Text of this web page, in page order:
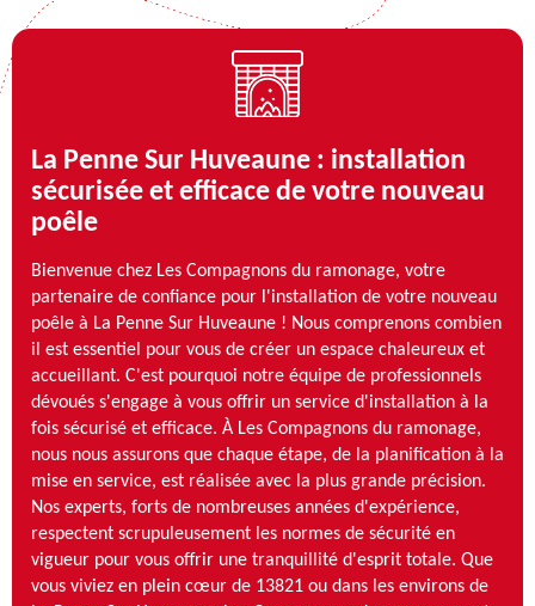
La Penne Sur Huveaune : installation
sécurisée et efficace de votre nouveau
poêle
Bienvenue chez Les Compagnons du ramonage, votre
partenaire de confiance pour l'installation de votre nouveau
poêle à La Penne Sur Huveaune ! Nous comprenons combien
il est essentiel pour vous de créer un espace chaleureux et
accueillant. C'est pourquoi notre équipe de professionnels
dévoués s'engage à vous offrir un service d'installation à la
fois sécurisé et efficace. À Les Compagnons du ramonage,
nous nous assurons que chaque étape, de la planification à la
mise en service, est réalisée avec la plus grande précision.
Nos experts, forts de nombreuses années d'expérience,
respectent scrupuleusement les normes de sécurité en
vigueur pour vous offrir une tranquillité d'esprit totale. Que
vous viviez en plein cœur de 13821 ou dans les environs de